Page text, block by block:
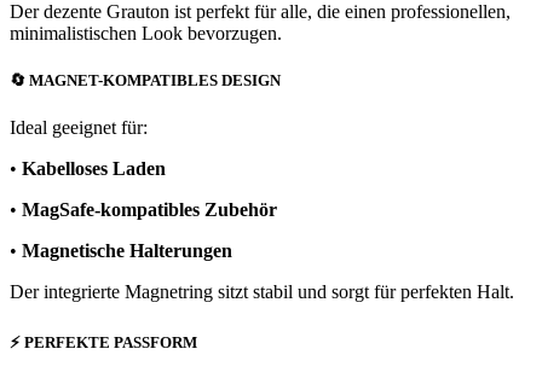
Der dezente Grauton ist perfekt für alle, die einen professionellen,
minimalistischen Look bevorzugen.
🔄 MAGNET-KOMPATIBLES DESIGN
Ideal geeignet für:
• Kabelloses Laden
• MagSafe-kompatibles Zubehör
• Magnetische Halterungen
Der integrierte Magnetring sitzt stabil und sorgt für perfekten Halt.
⚡ PERFEKTE PASSFORM